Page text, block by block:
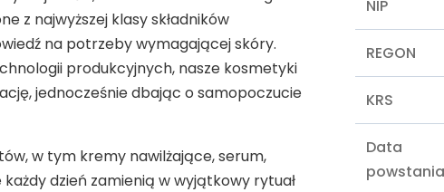
z najwyższej klasy składników
na potrzeby wymagającej skóry.
produkcyjnych, nasze kosmetyki
jednocześnie dbając o samopoczucie
w tym kremy nawilżające, serum,
dzień zamienią w wyjątkowy rytuał
NIP
REGON
KRS
Data
powstania